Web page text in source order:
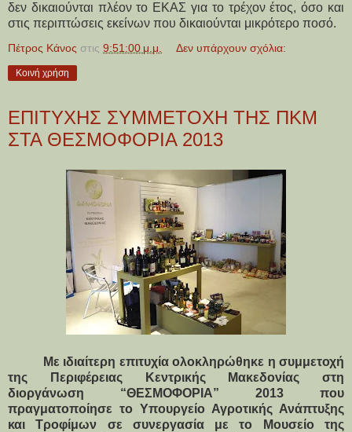
δεν δικαιούνται πλέον το ΕΚΑΣ για το τρέχον έτος, όσο και
στις περιπτώσεις εκείνων που δικαιούνται μικρότερο ποσό.
Πέτρος Κάνος στις 9:51:00 μ.μ. Δεν υπάρχουν σχόλια:
Κοινή χρήση
ΕΠΙΤΥΧΗΣ ΣΥΜΜΕΤΟΧΗ ΤΗΣ ΠΚΜ
ΣΤΑ ΘΕΣΜΟΦΟΡΙΑ 2013
Με ιδιαίτερη επιτυχία ολοκληρώθηκε η συμμετοχή
της Περιφέρειας Κεντρικής Μακεδονίας στη
διοργάνωση “ΘΕΣΜΟΦΟΡΙΑ” 2013 που
πραγματοποίησε το Υπουργείο Αγροτικής Ανάπτυξης
και Τροφίμων σε συνεργασία με το Μουσείο της